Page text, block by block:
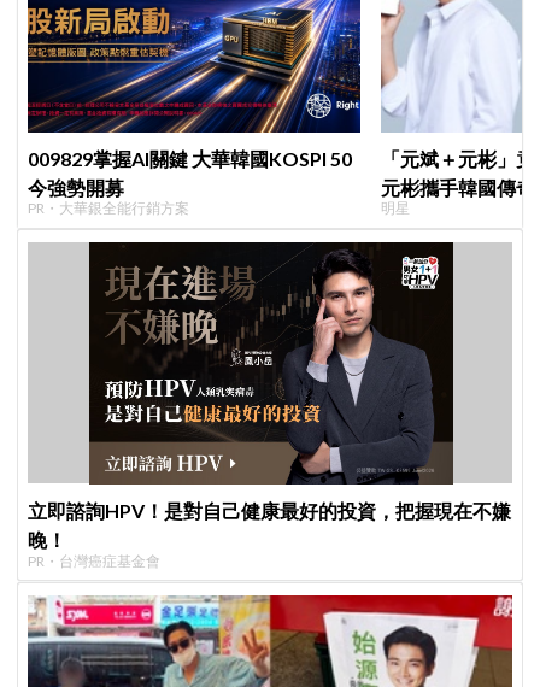
009829掌握AI關鍵 大華韓國KOSPI 50
今強勢開募
PR・大華銀全能行銷方案
「元斌＋元彬」
元彬攜手韓國傳
牌，韓網瘋喊：
明星
立即諮詢HPV！是對自己健康最好的投資，把握現在不嫌
晚！
PR・台灣癌症基金會